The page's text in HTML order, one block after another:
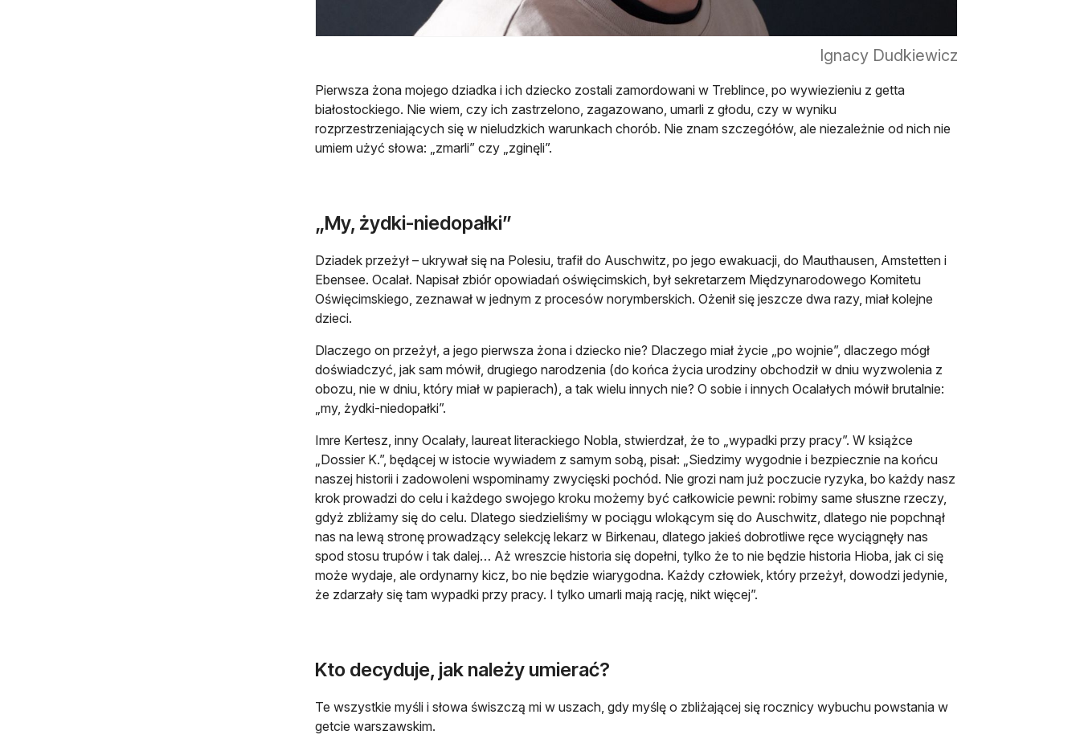
Ignacy Dudkiewicz
Pierwsza żona mojego dziadka i ich dziecko zostali zamordowani w Treblince, po wywiezieniu z getta
białostockiego. Nie wiem, czy ich zastrzelono, zagazowano, umarli z głodu, czy w wyniku
rozprzestrzeniających się w nieludzkich warunkach chorób. Nie znam szczegółów, ale niezależnie od nich nie
umiem użyć słowa: „zmarli” czy „zginęli”.
„My, żydki-niedopałki”
Dziadek przeżył – ukrywał się na Polesiu, trafił do Auschwitz, po jego ewakuacji, do Mauthausen, Amstetten i
Ebensee. Ocalał. Napisał zbiór opowiadań oświęcimskich, był sekretarzem Międzynarodowego Komitetu
Oświęcimskiego, zeznawał w jednym z procesów norymberskich. Ożenił się jeszcze dwa razy, miał kolejne
dzieci.
Dlaczego on przeżył, a jego pierwsza żona i dziecko nie? Dlaczego miał życie „po wojnie”, dlaczego mógł
doświadczyć, jak sam mówił, drugiego narodzenia (do końca życia urodziny obchodził w dniu wyzwolenia z
obozu, nie w dniu, który miał w papierach), a tak wielu innych nie? O sobie i innych Ocalałych mówił brutalnie:
„my, żydki-niedopałki”.
Imre Kertesz, inny Ocalały, laureat literackiego Nobla, stwierdzał, że to „wypadki przy pracy”. W książce
„Dossier K.”, będącej w istocie wywiadem z samym sobą, pisał: „Siedzimy wygodnie i bezpiecznie na końcu
naszej historii i zadowoleni wspominamy zwycięski pochód. Nie grozi nam już poczucie ryzyka, bo każdy nasz
krok prowadzi do celu i każdego swojego kroku możemy być całkowicie pewni: robimy same słuszne rzeczy,
gdyż zbliżamy się do celu. Dlatego siedzieliśmy w pociągu wlokącym się do Auschwitz, dlatego nie popchnął
nas na lewą stronę prowadzący selekcję lekarz w Birkenau, dlatego jakieś dobrotliwe ręce wyciągnęły nas
spod stosu trupów i tak dalej… Aż wreszcie historia się dopełni, tylko że to nie będzie historia Hioba, jak ci się
może wydaje, ale ordynarny kicz, bo nie będzie wiarygodna. Każdy człowiek, który przeżył, dowodzi jedynie,
że zdarzały się tam wypadki przy pracy. I tylko umarli mają rację, nikt więcej”.
Kto decyduje, jak należy umierać?
Te wszystkie myśli i słowa świszczą mi w uszach, gdy myślę o zbliżającej się rocznicy wybuchu powstania w
getcie warszawskim.